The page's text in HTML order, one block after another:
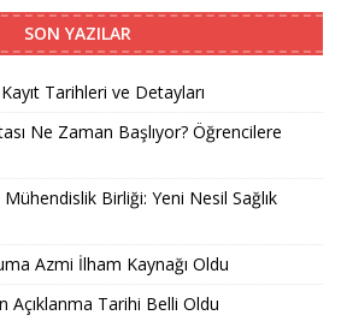
SON YAZILAR
Tarihleri ve Detayları
Ne Zaman Başlıyor? Öğrencilere
Birliği: Yeni Nesil Sağlık
Azmi İlham Kaynağı Oldu
Açıklanma Tarihi Belli Oldu